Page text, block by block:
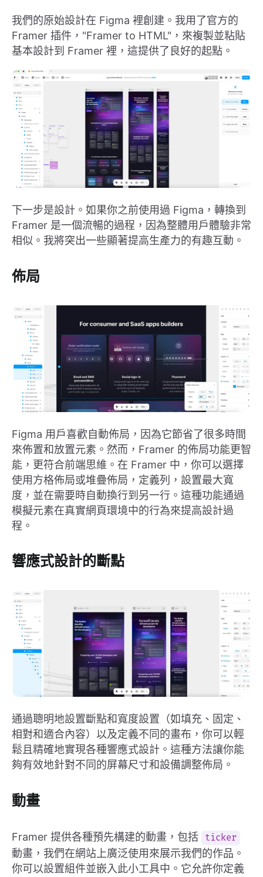
我們的原始設計在 Figma 裡創建。我用了官方的
Framer 插件，"Framer to HTML"，來複製並粘貼
基本設計到 Framer 裡，這提供了良好的起點。
下一步是設計。如果你之前使用過 Figma，轉換到
Framer 是一個流暢的過程，因為整體用戶體驗非常
相似。我將突出一些顯著提高生產力的有趣互動。
佈局
Figma 用戶喜歡自動佈局，因為它節省了很多時間
來佈置和放置元素。然而，Framer 的佈局功能更智
能，更符合前端思維。在 Framer 中，你可以選擇
使用方格佈局或堆疊佈局，定義列，設置最大寬
度，並在需要時自動換行到另一行。這種功能通過
模擬元素在真實網頁環境中的行為來提高設計過
程。
響應式設計的斷點
通過聰明地設置斷點和寬度設置（如填充、固定、
相對和適合內容）以及定義不同的畫布，你可以輕
鬆且精確地實現各種響應式設計。這種方法讓你能
夠有效地針對不同的屏幕尺寸和設備調整佈局。
動畫
Framer 提供各種預先構建的動畫，包括 ticker
動畫，我們在網站上廣泛使用來展示我們的作品。
你可以設置組件並嵌入此小工具中。它允許你定義